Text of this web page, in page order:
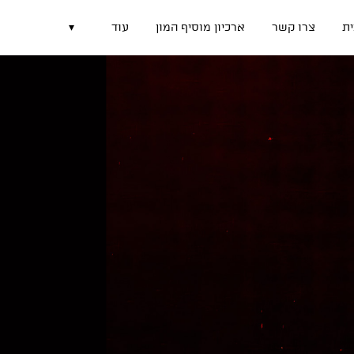
צרו קשר ארכיון מוסיף המון עוד ▾